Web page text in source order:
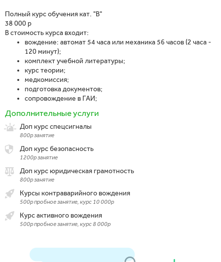
Полный курс обучения кат. "В"
38 000 р
В стоимость курса входит:
вождение: автомат 54 часа или механика 56 часов (2 часа -
120 минут);
комплект учебной литературы;
курс теории;
медкомиссия;
подготовка документов;
сопровождение в ГАИ;
Дополнительные услуги
Доп курс спецсигналы
800р занятие
Доп курс безопасность
1200р занятие
Доп курс юридическая грамотность
800р занятие
Курсы контраварийного вождения
500р пробное занятие, курс 10 000р
Курс активного вождения
500р пробное занятие, курс 8 000р